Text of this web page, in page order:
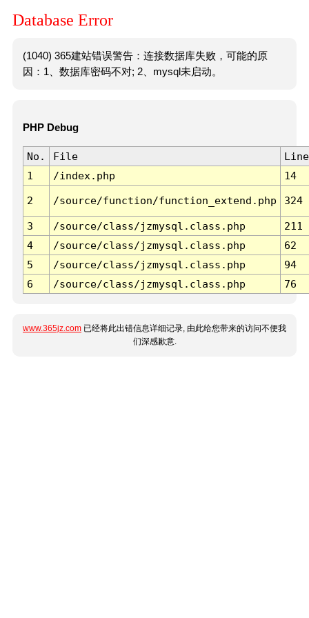
Database Error
(1040) 365建站错误警告：连接数据库失败，可能的原
因：1、数据库密码不对; 2、mysql未启动。
PHP Debug
No. File
Line
1
/index.php 14
2 /source/function/function_extend.php 324
3 /source/class/jzmysql.class.php
211
4
/source/class/jzmysql.class.php
62
5
/source/class/jzmysql.class.php
94
6
/source/class/jzmysql.class.php 76
www.365jz.com 已经将此出错信息详细记录, 由此给您带来的访问不便我
们深感歉意.